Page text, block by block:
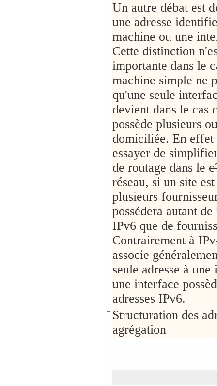
− Un autre débat est
une adresse
machine ou une
Cette distinction
importante dans le
machine simple ne
qu'une seule
devient dans le cas
possède plusieurs
domiciliée. En effet
essayer de
de routage dans le
réseau, si un site
plusieurs
possédera autant
IPv6 que de
Contrairement à
associe
seule adresse à
une interface
adresses IPv6.
− Structuration des
agrégation